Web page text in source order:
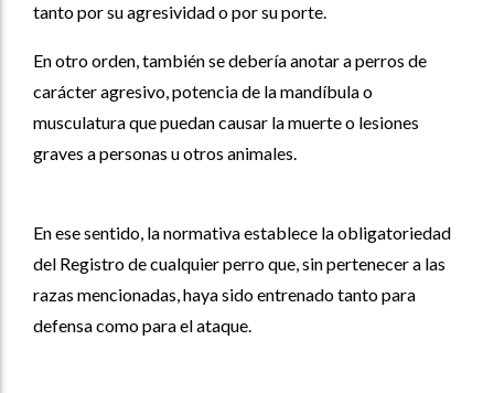
tanto por su agresividad o por su porte.
En otro orden, también se debería anotar a perros de
carácter agresivo, potencia de la mandíbula o
musculatura que puedan causar la muerte o lesiones
graves a personas u otros animales.
En ese sentido, la normativa establece la obligatoriedad
del Registro de cualquier perro que, sin pertenecer a las
razas mencionadas, haya sido entrenado tanto para
defensa como para el ataque.